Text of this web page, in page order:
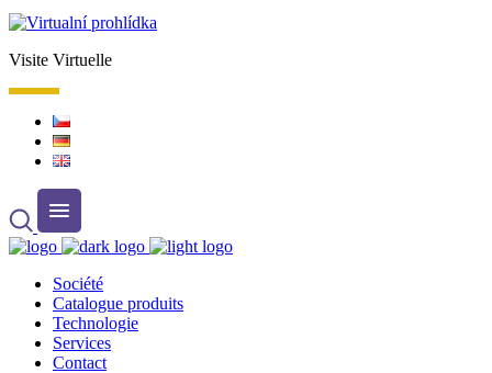
Visite Virtuelle
Société
Catalogue produits
Technologie
Services
Contact